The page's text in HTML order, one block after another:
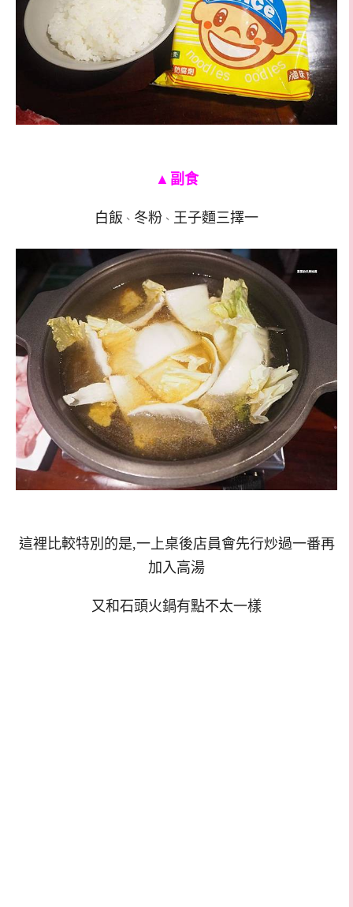
▲ 副食
白飯 、 冬粉 、 王子麵三擇一
這裡比較特別的是,一上桌後店員會先行炒過一番再
加入高湯
又和石頭火鍋有點不太一樣